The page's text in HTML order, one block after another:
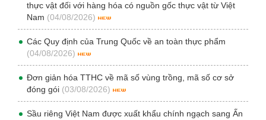
thực vật đối với hàng hóa có nguồn gốc thực vật từ Việt
Nam (04/08/2026)
Các Quy định của Trung Quốc về an toàn thực phẩm
(04/08/2026)
Đơn giản hóa TTHC về mã số vùng trồng, mã số cơ sở
đóng gói (03/08/2026)
Sầu riêng Việt Nam được xuất khẩu chính ngạch sang Ấn